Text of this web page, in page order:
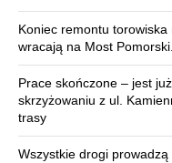
Koniec remontu
wracają na Most
Prace skończone – jest
skrzyżowaniu z ul.
trasy
Wszystkie drogi